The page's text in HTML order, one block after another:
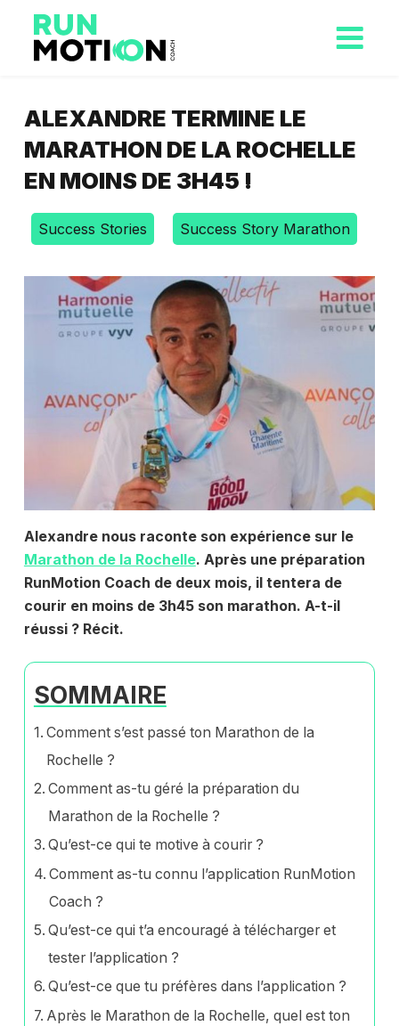
ALEXANDRE TERMINE LE
MARATHON DE LA ROCHELLE
EN MOINS DE 3H45 !
Success Stories Success Story Marathon
Alexandre nous raconte son expérience sur le
Marathon de la Rochelle. Après une préparation
RunMotion Coach de deux mois, il tentera de
courir en moins de 3h45 son marathon. A-t-il
réussi ? Récit.
SOMMAIRE
Comment s’est passé ton Marathon de la
Rochelle ?
Comment as-tu géré la préparation du
Marathon de la Rochelle ?
Qu’est-ce qui te motive à courir ?
Comment as-tu connu l’application RunMotion
Coach ?
Qu’est-ce qui t’a encouragé à télécharger et
tester l’application ?
Qu’est-ce que tu préfères dans l’application ?
Après le Marathon de la Rochelle, quel est ton